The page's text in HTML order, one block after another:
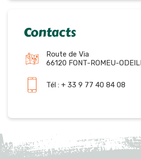
Contacts
Route de Via
66120 FONT-ROMEU-
Tél : + 33 9 77 40 84 08